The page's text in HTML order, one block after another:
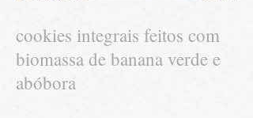
cookies integrais feitos com
biomassa de banana verde e
abóbora